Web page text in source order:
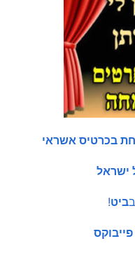
בכרטיס אשראי
ישראל
ביט!
פייבוקס